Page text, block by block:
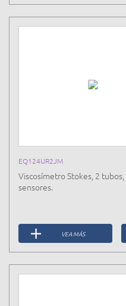
EQ124UR2JM
Viscosímetro Stokes, 2
sensores.
VEA MÁS